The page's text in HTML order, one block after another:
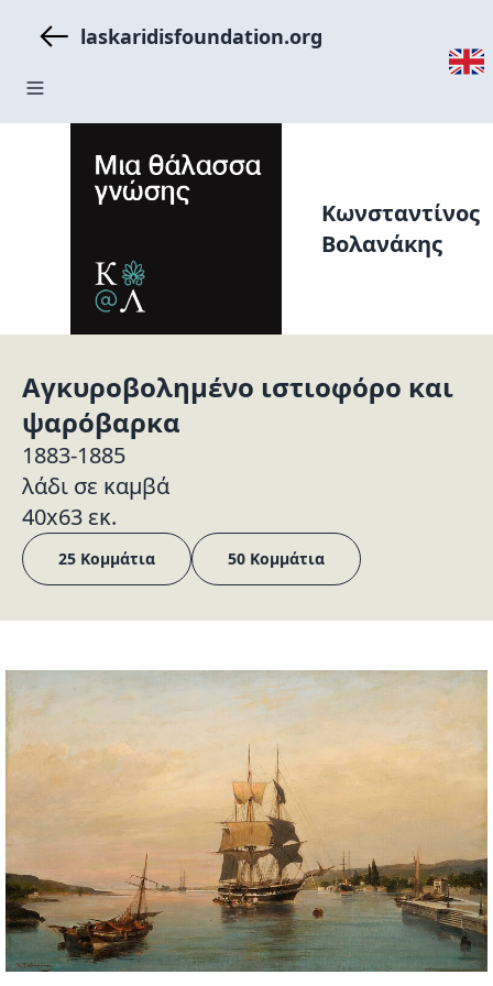
laskaridisfoundation.org
Κωνσταντίνος
Βολανάκης
Αγκυροβολημένο ιστιοφόρο και
ψαρόβαρκα
1883-1885
λάδι σε καμβά
40x63 εκ.
25 Κομμάτια 50 Κομμάτια